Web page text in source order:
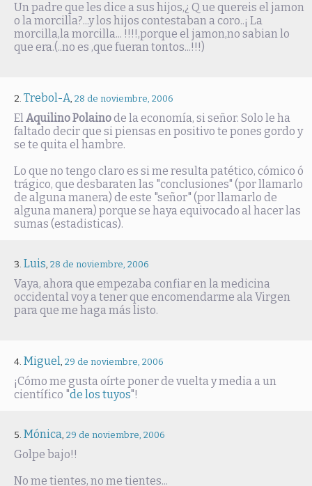
Un padre que les dice a sus hijos,¿ Q ue quereis el jamon
o la morcilla?...y los hijos contestaban a coro..¡ La
morcilla,la morcilla... !!!!,porque el jamon,no sabian lo
que era.(..no es ,que fueran tontos...!!!)
Trebol-A, 28 de noviembre, 2006
ElAquilino Polainode la economía, si señor. Solo le ha
faltado decir que si piensas en positivo te pones gordo y
se te quita el hambre.
Lo que no tengo claro es si me resulta patético, cómico ó
trágico, que desbaraten las "conclusiones" (por llamarlo
de alguna manera) de este "señor" (por llamarlo de
alguna manera) porque se haya equivocado al hacer las
sumas (estadisticas).
Luis, 28 de noviembre, 2006
Vaya, ahora que empezaba confiar en la medicina
occidental voy a tener que encomendarme ala Virgen
para que me haga más listo.
Miguel, 29 de noviembre, 2006
¡Cómo me gusta oírte poner de vuelta y media a un
científico "de los tuyos"!
Mónica, 29 de noviembre, 2006
Golpe bajo!!
No me tientes, no me tientes...